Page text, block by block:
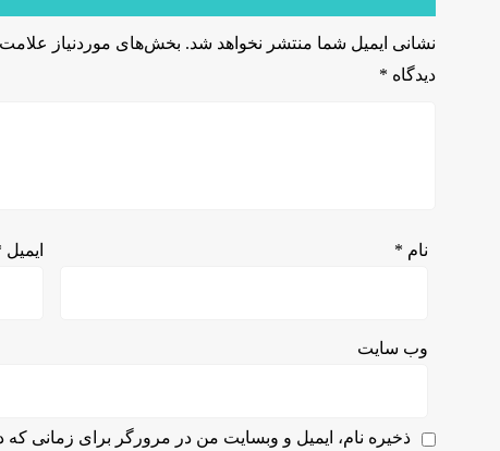
نشانی ایمیل شما منتشر نخواهد شد. بخش‌های موردنیاز
دیدگاه *
نام * ایمیل
وب‌ سایت
ذخیره نام، ایمیل و وبسایت من در مرورگر برای زمانی که